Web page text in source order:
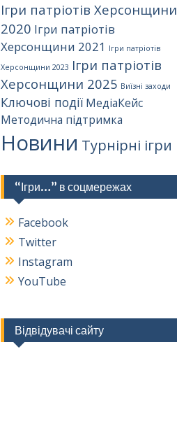
Ігри патріотів Херсонщини
2020 Ігри патріотів
Херсонщини 2021 Ігри патріотів
Херсонщини 2023 Ігри патріотів
Херсонщини 2025 Виїзні заходи
Ключові події МедіаКейс
Методична підтримка
Новини Турнірні ігри
“Ігри…” в соцмережах
Facebook
Twitter
Instagram
YouTube
Відвідувачі сайту